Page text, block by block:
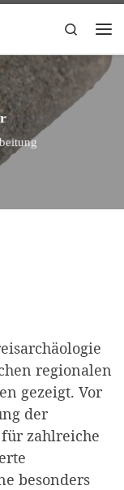
Search
regionalen
gezeigt. Vor
der
zahlreiche
besonders